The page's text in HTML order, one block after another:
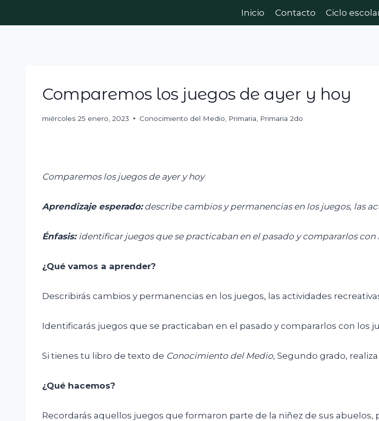
Inicio Contacto Ciclo
Comparemos los juegos de ayer y hoy
miércoles 25 enero, 2023 Conocimiento del Medio Primaria Primaria 2do
Comparemos los juegos de ayer y hoy
Aprendizaje esperado: describe cambios y permanencias en los juegos, las
Énfasis: identificar juegos que se practicaban en el pasado y compararlos
¿Qué vamos a aprender?
Describirás cambios y permanencias en los juegos, las actividades
Identificarás juegos que se practicaban en el pasado y compararlos con los
Si tienes tu libro de texto de Conocimiento del Medio, Segundo grado,
¿Qué hacemos?
Recordarás aquellos juegos que formaron parte de la niñez de sus